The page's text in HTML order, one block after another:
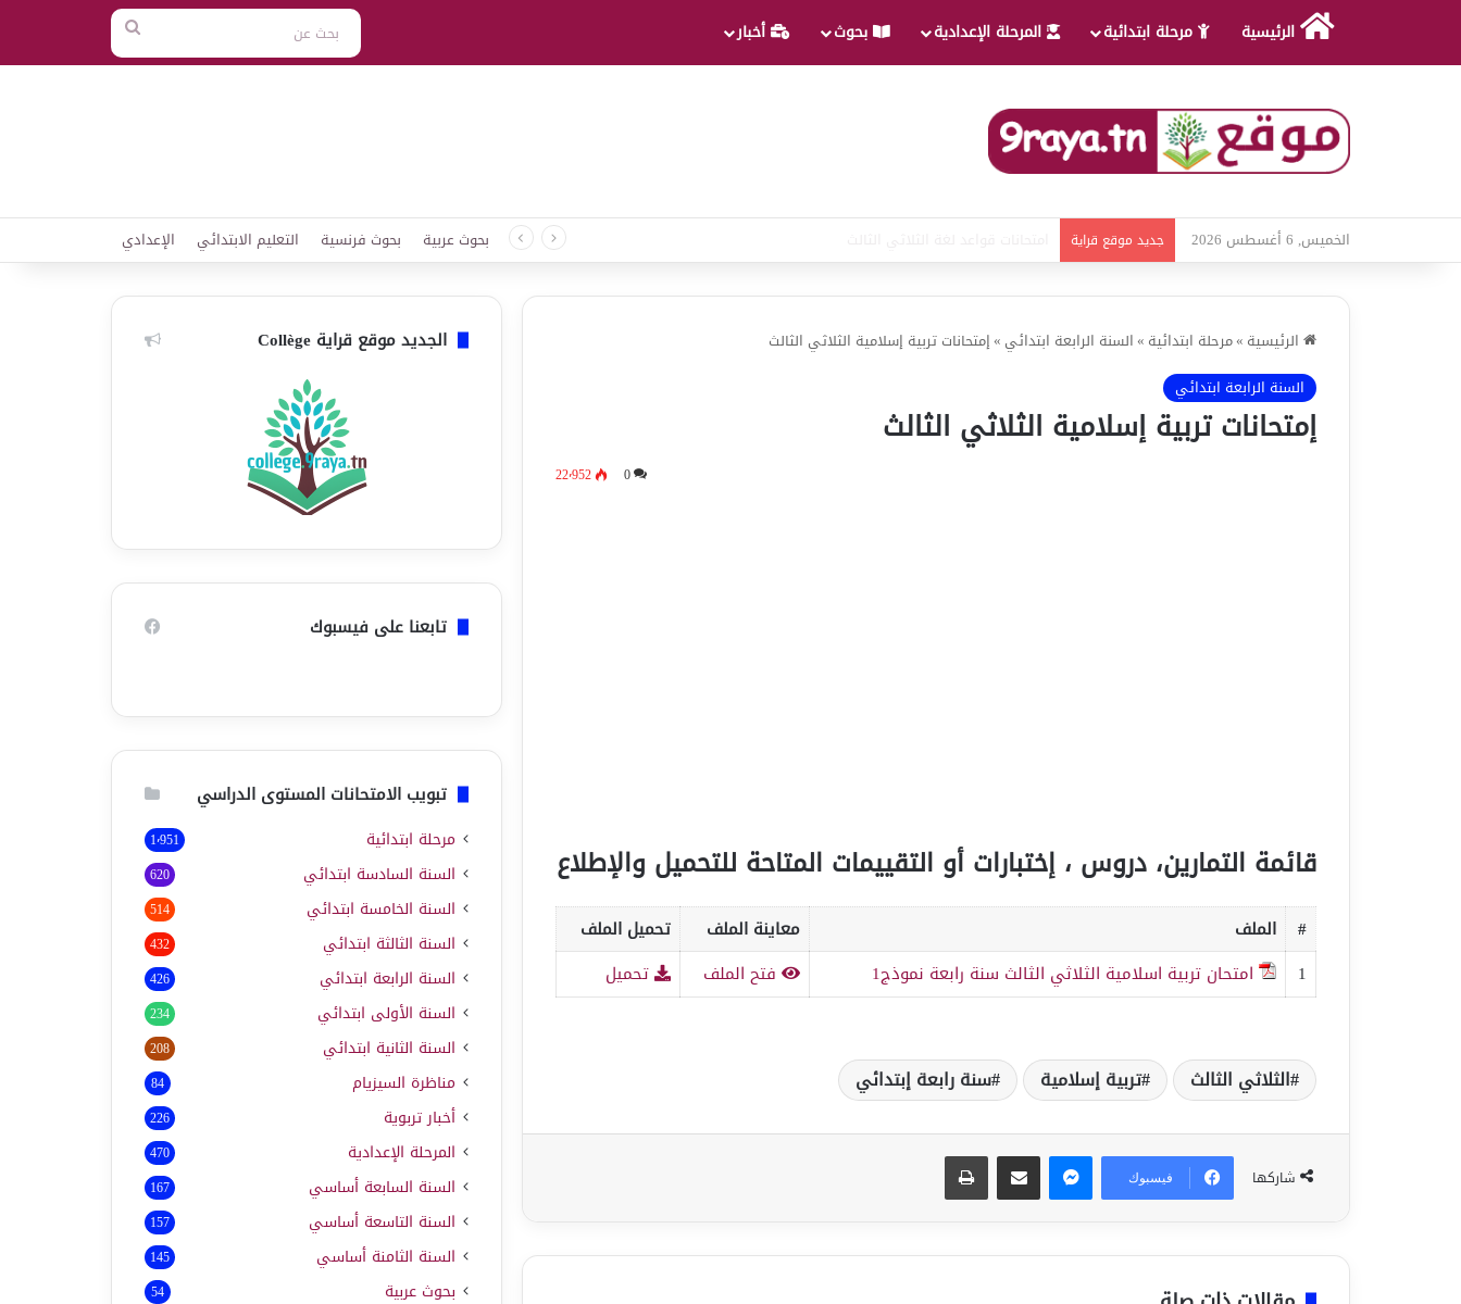
الرئيسية مرحلة ابتدائية المرحلة الإعدادية بحوث أخبار
بحث
عن
الخميس, 6 أغسطس 2026 جديد موقع قراية بحوث عربية بحوث فرنسية التعليم الابتدائي الإعدادي
الرئيسية »مرحلة ابتدائية »السنة الرابعة ابتدائي »إمتحانات تربية إسلامية الثلاثي الثالث
السنة الرابعة ابتدائي
إمتحانات تربية إسلامية الثلاثي الثالث
0 22٬952
قائمة التمارين، دروس ، إختبارات أو التقييمات المتاحة للتحميل والإطلاع
# الملف معاينة الملف
تحميل الملف
1
امتحان تربية اسلامية الثلاثي الثالث سنة رابعة نموذج1 فتح الملف تحميل
الثلاثي الثالث تربية إسلامية سنة رابعة إبتدائي
شاركها فيسبوك
الجديد موقع قراية Collège
تابعنا على فيسبوك
تبويب الامتحانات المستوى الدراسي
مرحلة ابتدائية 1٬951
السنة السادسة ابتدائي 620
السنة الخامسة ابتدائي 514
السنة الثالثة ابتدائي 432
السنة الرابعة ابتدائي 426
السنة الأولى ابتدائي 234
السنة الثانية ابتدائي 208
مناظرة السيزيام 84
أخبار تربوية 226
المرحلة الإعدادية 470
السنة السابعة أساسي 167
السنة التاسعة أساسي 157
السنة الثامنة أساسي 145
بحوث عربية 54